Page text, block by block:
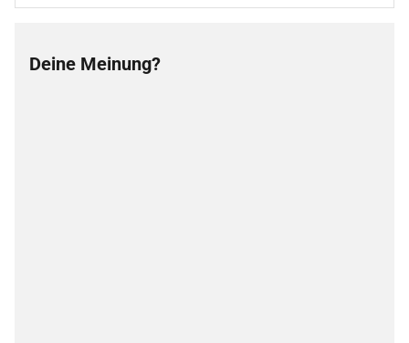
Deine Meinung?